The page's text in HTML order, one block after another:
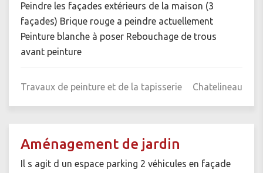
Peindre les façades extérieurs de la maison (3
façades) Brique rouge a peindre actuellement
Peinture blanche à poser Rebouchage de trous
avant peinture
Travaux de peinture et de la tapisserie Chatelineau
Aménagement de jardin
Il s agit d un espace parking 2 véhicules en façade